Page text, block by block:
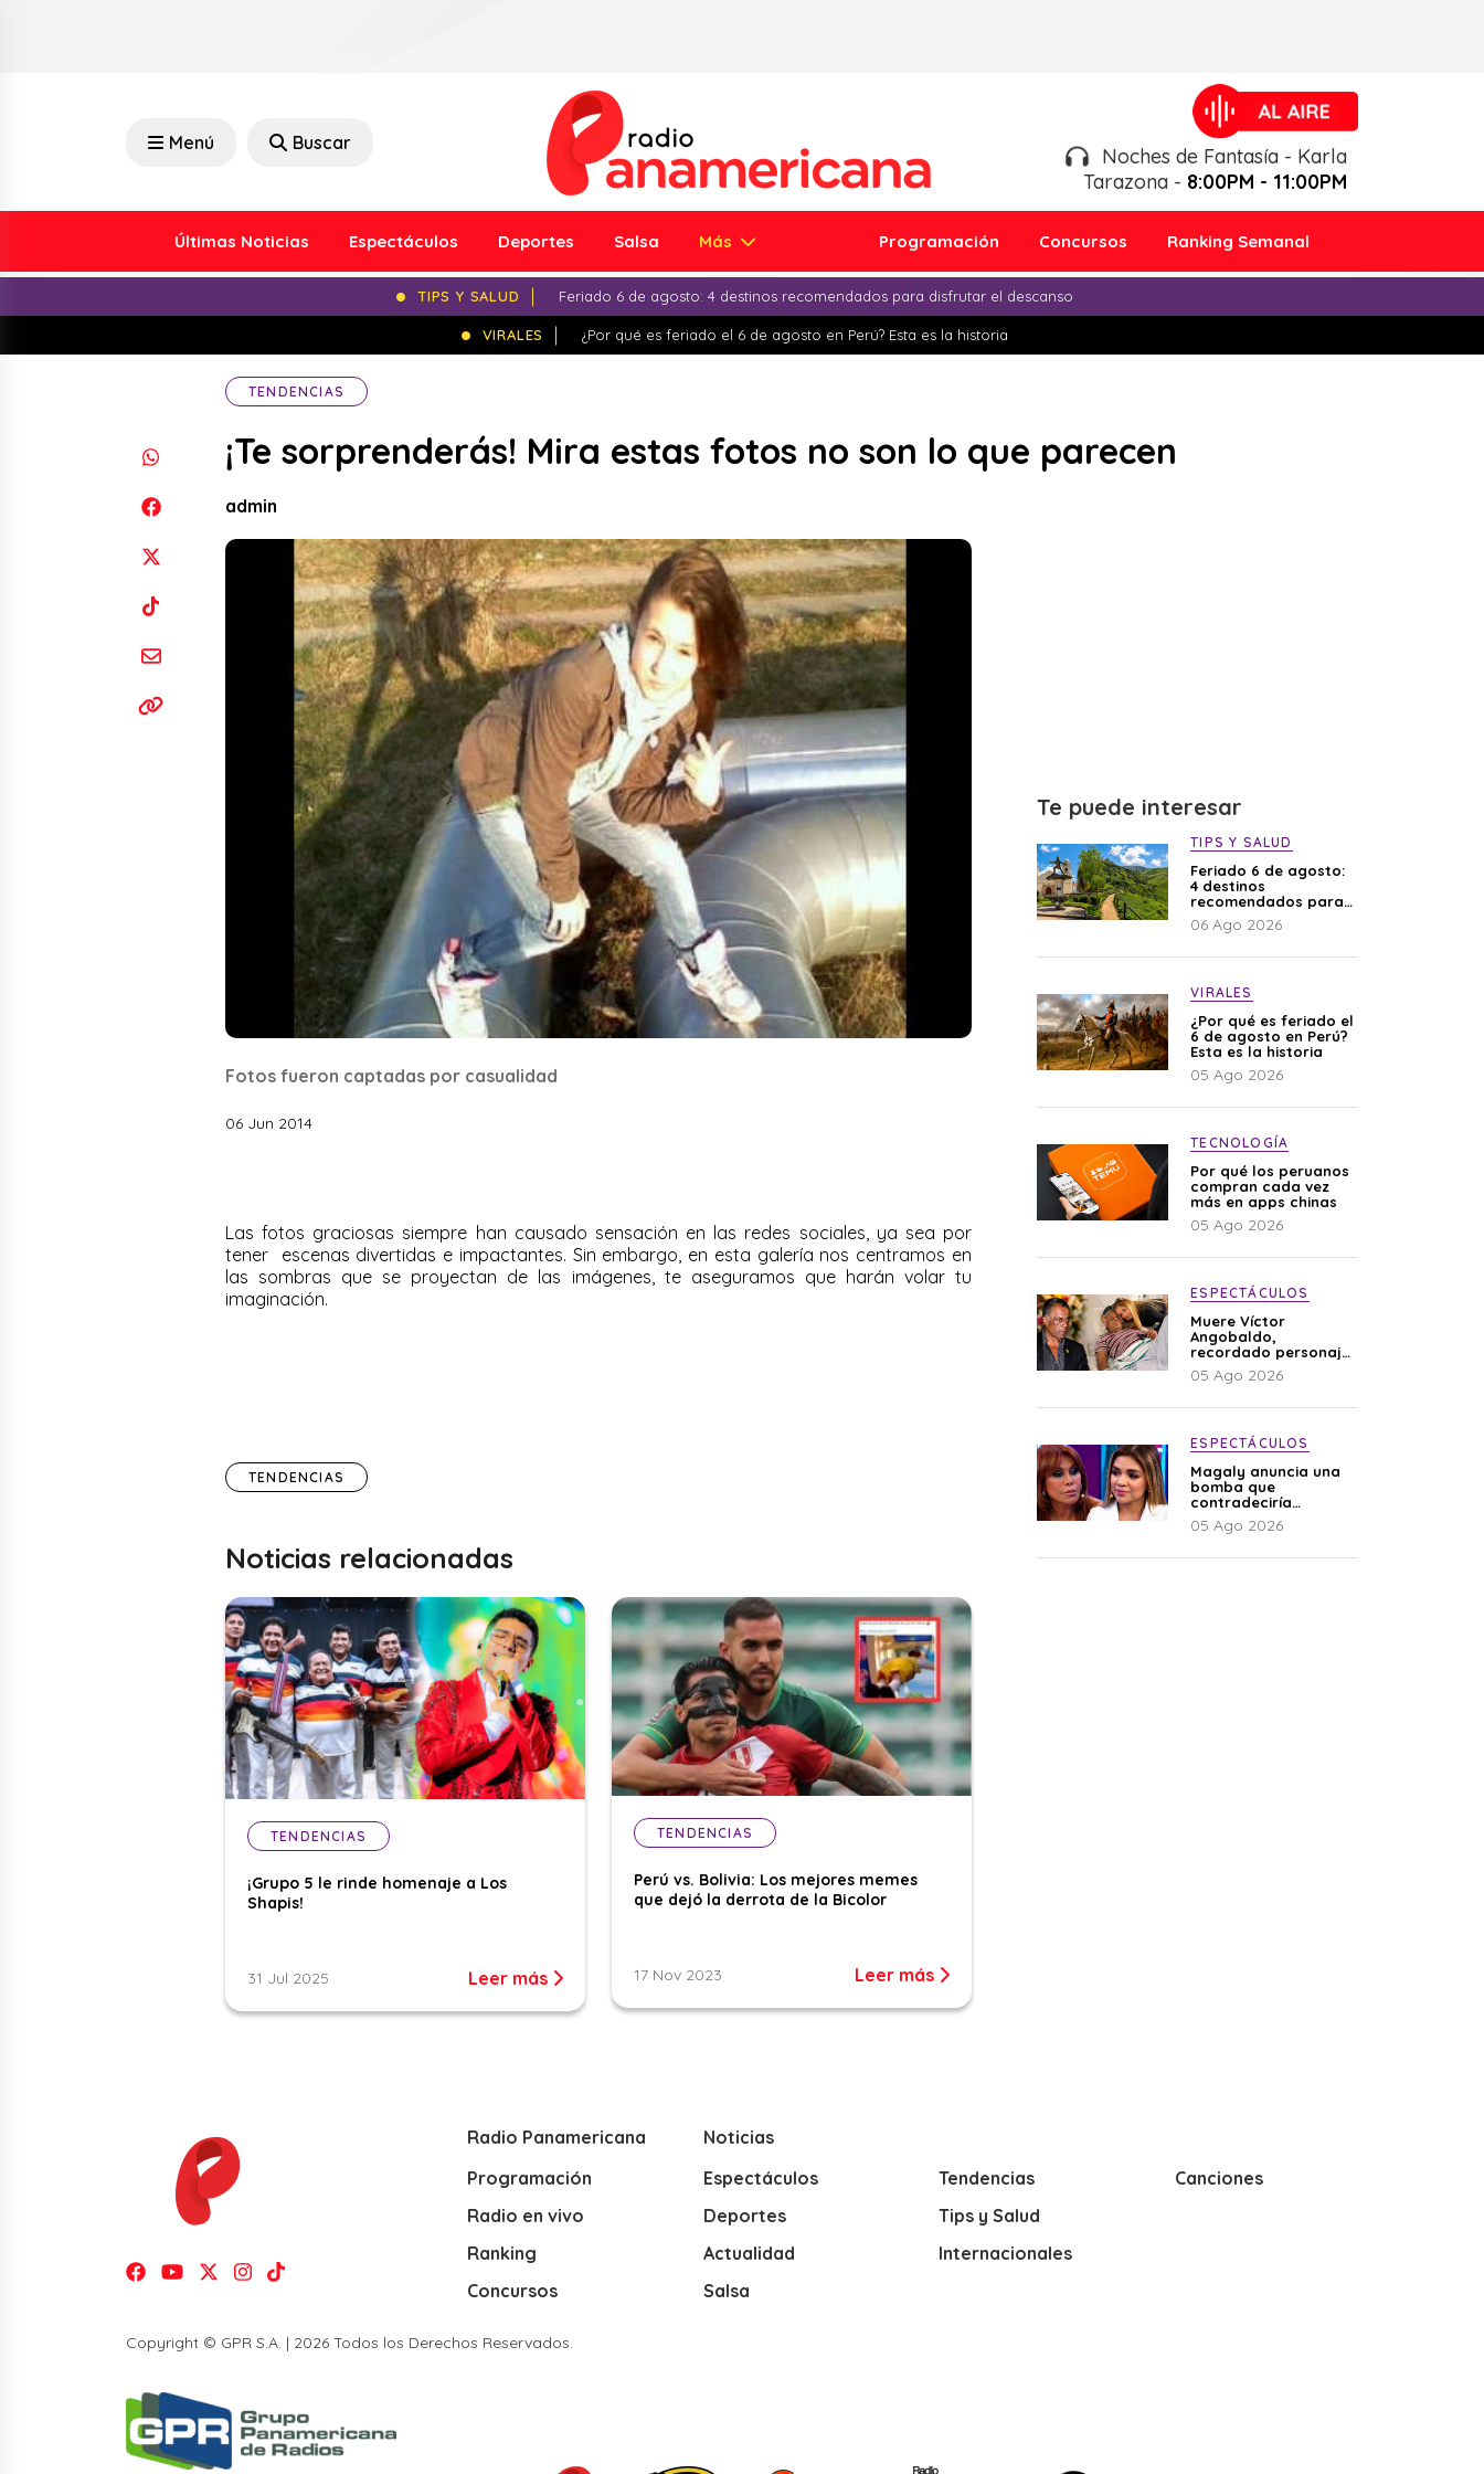
Menú Buscar
Noches de Fantasía - Karla
Tarazona - 8:00PM - 11:00PM
Últimas Noticias Espectáculos Deportes Salsa Más Programación Concursos Ranking Semanal
TIPS Y SALUD Feriado 6 de agosto: 4 destinos recomendados para disfrutar el descanso
VIRALES ¿Por qué es feriado el 6 de agosto en Perú? Esta es la historia
TENDENCIAS
¡Te sorprenderás! Mira estas fotos no son lo que parecen
admin
Fotos fueron captadas por casualidad
06 Jun 2014
Las fotos graciosas siempre han causado sensación en las redes sociales, ya sea por
tener escenas divertidas e impactantes. Sin embargo, en esta galería nos centramos en
las sombras que se proyectan de las imágenes , te aseguramos que harán volar tu
imaginación.
TENDENCIAS
Noticias relacionadas
TENDENCIAS
¡Grupo 5 le rinde homenaje a Los
Shapis!
31 Jul 2025 Leer más
TENDENCIAS
Perú vs. Bolivia: Los mejores memes
que dejó la derrota de la Bicolor
17 Nov 2023 Leer más
Te puede interesar
TIPS Y SALUD
Feriado 6 de agosto:
4 destinos
recomendados para
disfrutar el descanso
06 Ago 2026
VIRALES
¿Por qué es feriado el
6 de agosto en Perú?
Esta es la historia
05 Ago 2026
TECNOLOGÍA
Por qué los peruanos
compran cada vez
más en apps chinas
05 Ago 2026
ESPECTÁCULOS
Muere Víctor
Angobaldo,
recordado personaje
de la farándula y
expareja de Shirley
05 Ago 2026
ESPECTÁCULOS
Magaly anuncia una
bomba que
contradeciría
comunicado de La
Bella Luz: “Hay un
05 Ago 2026
Radio Panamericana
Programación
Radio en vivo
Ranking
Concursos
Noticias
Espectáculos
Deportes
Actualidad
Salsa
Tendencias
Tips y Salud
Internacionales
Canciones
Copyright © GPR S.A. | 2026 Todos los Derechos Reservados.